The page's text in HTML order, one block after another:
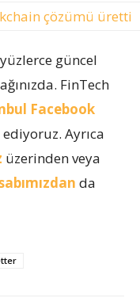
çözümü üretti
güncel
FinTech
Facebook
ediyoruz. Ayrıca
üzerinden veya
da